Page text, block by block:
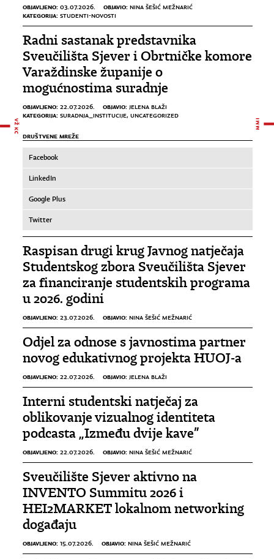
OBJAVLJENO: 03.07.2026. OBJAVIO: NINA ŠEŠIĆ MEŽNARIĆ
KATEGORIJA: STUDENTI-NOVOSTI
Radni sastanak predstavnika
Sveučilišta Sjever i Obrtničke komore
Varaždinske županije o
mogućnostima suradnje
OBJAVLJENO: 22.07.2026. OBJAVIO: JELENA BLAŽI
KATEGORIJA: SURADNJA_INSTITUCIJE, UNCATEGORIZED
DRUŠTVENE MREŽE
Facebook
LinkedIn
Google Plus
Twitter
Raspisan drugi krug Javnog natječaja
Studentskog zbora Sveučilišta Sjever
za financiranje studentskih programa
u 2026. godini
OBJAVLJENO: 23.07.2026. OBJAVIO: NINA ŠEŠIĆ MEŽNARIĆ
Odjel za odnose s javnostima partner
novog edukativnog projekta HUOJ-a
OBJAVLJENO: 22.07.2026. OBJAVIO: JELENA BLAŽI
Interni studentski natječaj za
oblikovanje vizualnog identiteta
podcasta „Između dvije kave”
OBJAVLJENO: 22.07.2026. OBJAVIO: NINA ŠEŠIĆ MEŽNARIĆ
Sveučilište Sjever aktivno na
INVENTO Summitu 2026 i
HEI2MARKET lokalnom networking
događaju
OBJAVLJENO: 15.07.2026. OBJAVIO: NINA ŠEŠIĆ MEŽNARIĆ